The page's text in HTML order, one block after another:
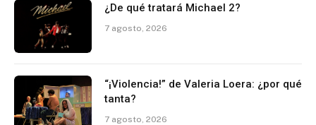
¿De qué tratará Michael 2?
7 agosto, 2026
“¡Violencia!” de Valeria Loera: ¿por qué
tanta?
7 agosto, 2026